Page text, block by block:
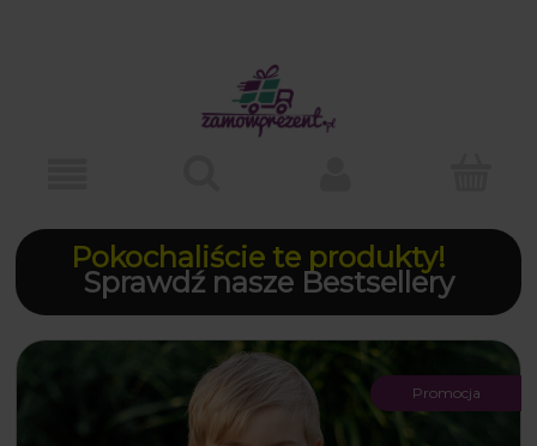
Pokochaliście te produkty!
Sprawdź nasze Bestsellery
Promocja